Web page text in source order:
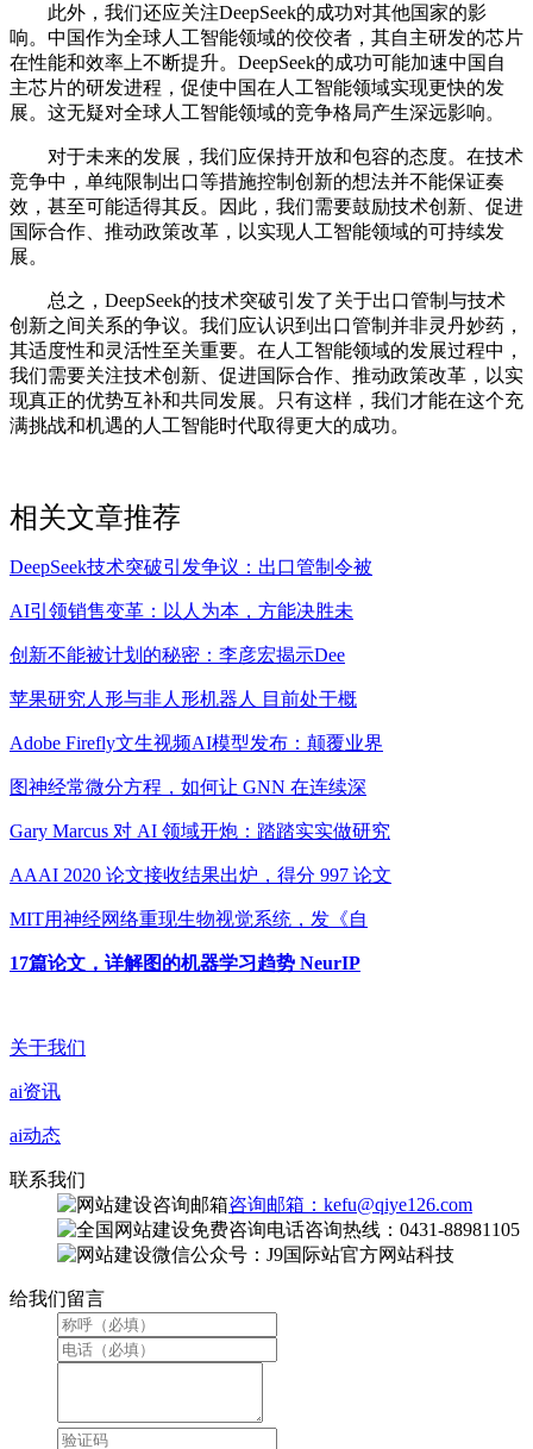
此外，我们还应关注DeepSeek的成功对其他国家的影
响。中国作为全球人工智能领域的佼佼者，其自主研发的芯片
在性能和效率上不断提升。DeepSeek的成功可能加速中国自
主芯片的研发进程，促使中国在人工智能领域实现更快的发
展。这无疑对全球人工智能领域的竞争格局产生深远影响。
对于未来的发展，我们应保持开放和包容的态度。在技术
竞争中，单纯限制出口等措施控制创新的想法并不能保证奏
效，甚至可能适得其反。因此，我们需要鼓励技术创新、促进
国际合作、推动政策改革，以实现人工智能领域的可持续发
展。
总之，DeepSeek的技术突破引发了关于出口管制与技术
创新之间关系的争议。我们应认识到出口管制并非灵丹妙药，
其适度性和灵活性至关重要。在人工智能领域的发展过程中，
我们需要关注技术创新、促进国际合作、推动政策改革，以实
现真正的优势互补和共同发展。只有这样，我们才能在这个充
满挑战和机遇的人工智能时代取得更大的成功。
相关文章推荐
DeepSeek技术突破引发争议：出口管制令被
AI引领销售变革：以人为本，方能决胜未
创新不能被计划的秘密：李彦宏揭示Dee
苹果研究人形与非人形机器人 目前处于概
Adobe Firefly文生视频AI模型发布：颠覆业界
图神经常微分方程，如何让 GNN 在连续深
Gary Marcus 对 AI 领域开炮：踏踏实实做研究
AAAI 2020 论文接收结果出炉，得分 997 论文
MIT用神经网络重现生物视觉系统，发《自
17篇论文，详解图的机器学习趋势 NeurIP
关于我们
ai资讯
ai动态
联系我们
咨询邮箱：kefu@qiye126.com
咨询热线：0431-88981105
微信公众号：J9国际站官方网站科技
给我们留言